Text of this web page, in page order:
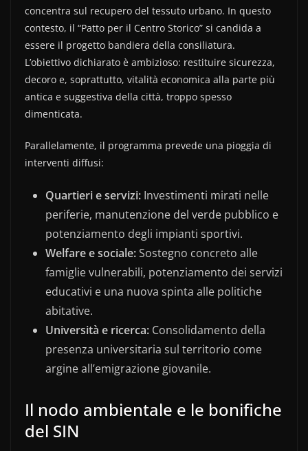
concentra sul recupero del tessuto urbano. In questo
contesto, il “Patto per il Centro Storico” si candida a
essere il progetto bandiera della consiliatura.
L’obiettivo dichiarato è ambizioso: restituire sicurezza,
decoro e, soprattutto, vitalità economica alla parte più
antica e suggestiva della città, troppo spesso
dimenticata.
Parallelamente, il programma prevede una pioggia di
interventi diffusi:
Quartieri e servizi: Investimenti mirati nelle
periferie, manutenzione del verde pubblico e
potenziamento degli impianti sportivi.
Welfare e sociale:Sostegno concreto alle
famiglie vulnerabili, potenziamento dei servizi
educativi e una nuova spinta alle politiche
abitative.
Università e ricerca: Consolidamento della
presenza universitaria sul territorio come
argine all’emigrazione giovanile.
Il nodo ambientale e le bonifiche
del SIN